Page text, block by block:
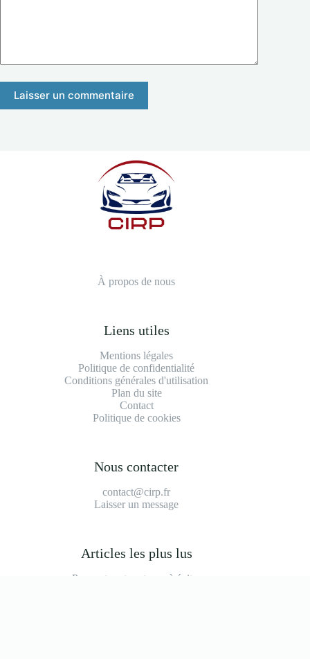
Laisser un commentaire
À propos de nous
Liens utiles
Mentions légales
Politique de confidentialité
Conditions générales d'utilisation
Plan du site
Contact
Politique de cookies
Nous contacter
contact@cirp.fr
Laisser un message
Articles les plus lus
Peugeot partner tepee à éviter